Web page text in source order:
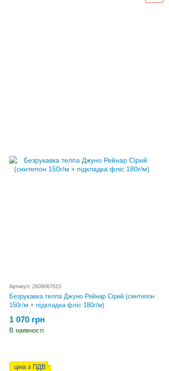
Артикул: 2609067615
Безрукавка телпа Джуно Рейнар Сірий (синтепон
150г/м + підкладка фліс 180г/м)
1 070 грн
В наявності
ціна з ПДВ